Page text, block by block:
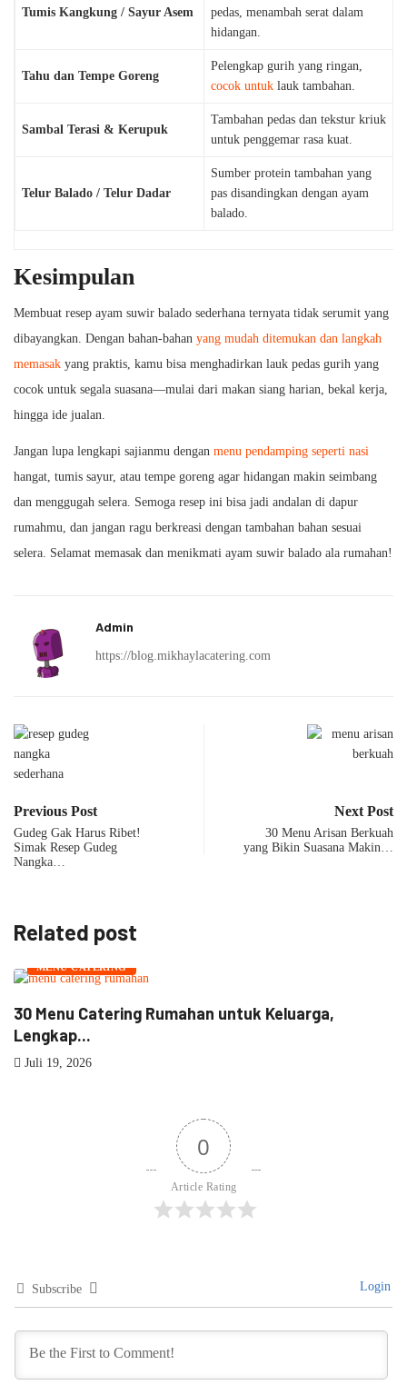
Tumis Kangkung / Sayur Asem
pedas, menambah serat dalam
hidangan.
Tahu dan Tempe Goreng
Pelengkap gurih yang ringan,
cocok untuk lauk tambahan.
Sambal Terasi & Kerupuk
Tambahan pedas dan tekstur kriuk
untuk penggemar rasa kuat.
Telur Balado / Telur Dadar
Sumber protein tambahan yang
pas disandingkan dengan ayam
balado.
Kesimpulan
Membuat resep ayam suwir balado sederhana ternyata tidak serumit yang
dibayangkan. Dengan bahan-bahan yang mudah ditemukan dan langkah
memasak yang praktis, kamu bisa menghadirkan lauk pedas gurih yang
cocok untuk segala suasana—mulai dari makan siang harian, bekal kerja,
hingga ide jualan.
Jangan lupa lengkapi sajianmu dengan menu pendamping seperti nasi
hangat, tumis sayur, atau tempe goreng agar hidangan makin seimbang
dan menggugah selera. Semoga resep ini bisa jadi andalan di dapur
rumahmu, dan jangan ragu berkreasi dengan tambahan bahan sesuai
selera. Selamat memasak dan menikmati ayam suwir balado ala rumahan!
Admin
https://blog.mikhaylacatering.com
Previous Post
Gudeg Gak Harus Ribet!
Simak Resep Gudeg
Nangka…
Next Post
30 Menu Arisan Berkuah
yang Bikin Suasana Makin…
Related post
MENU CATERING
30 Menu Catering Rumahan untuk Keluarga,
Lengkap...
Juli 19, 2026
0
Article Rating
Subscribe Login